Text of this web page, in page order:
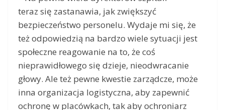
teraz się zastanawia, jak zwiększyć
bezpieczeństwo personelu. Wydaje mi się, że
też odpowiedzią na bardzo wiele sytuacji jest
społeczne reagowanie na to, że coś
nieprawidłowego się dzieje, nieodwracanie
głowy. Ale też pewne kwestie zarządcze, może
inna organizacja logistyczna, aby zapewnić
ochronę w placówkach, tak aby ochroniarz